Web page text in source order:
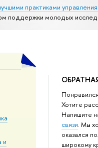
практиками
поддержки молодых
и
Хотите
Напишите
связи. Мы
оказался
широкому